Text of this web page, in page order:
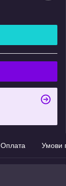
Оплата Умови